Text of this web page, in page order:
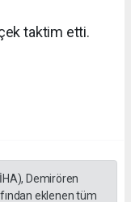
taktim etti.
Demirören
eklenen tüm